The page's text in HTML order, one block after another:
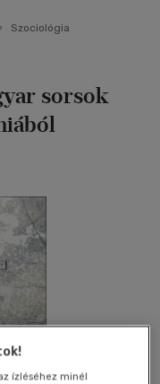
Szociológia
sorsok
ízléséhez minél